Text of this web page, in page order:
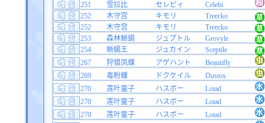
251
雪拉比 セレビィ
Celebi
252
木守宫 キモリ
Treecko
252
木守宫 キモリ
Treecko
253
森林蜥蜴 ジュプトル
Grovyle
254
蜥蜴王 ジュカイン
Sceptile
267
狩猎凤蝶 アゲハント
Beautifly
269
毒粉蝶 ドクケイル
Dustox
270
莲叶童子 ハスボー
Lotad
270
莲叶童子 ハスボー
Lotad
270
莲叶童子 ハスボー
Lotad